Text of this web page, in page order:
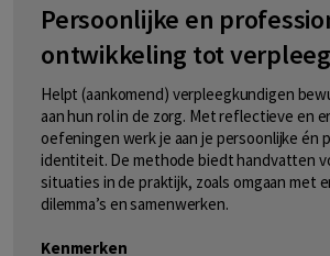
Persoonlijke en
ontwikkeling tot
Helpt (aankomend) verpleegkundigen
aan hun rol in de zorg. Met reflectieve en
oefeningen werk je aan je persoonlijke én
identiteit. De methode biedt handvatten
situaties in de praktijk, zoals omgaan met
dilemma’s en samenwerken.
Kenmerken